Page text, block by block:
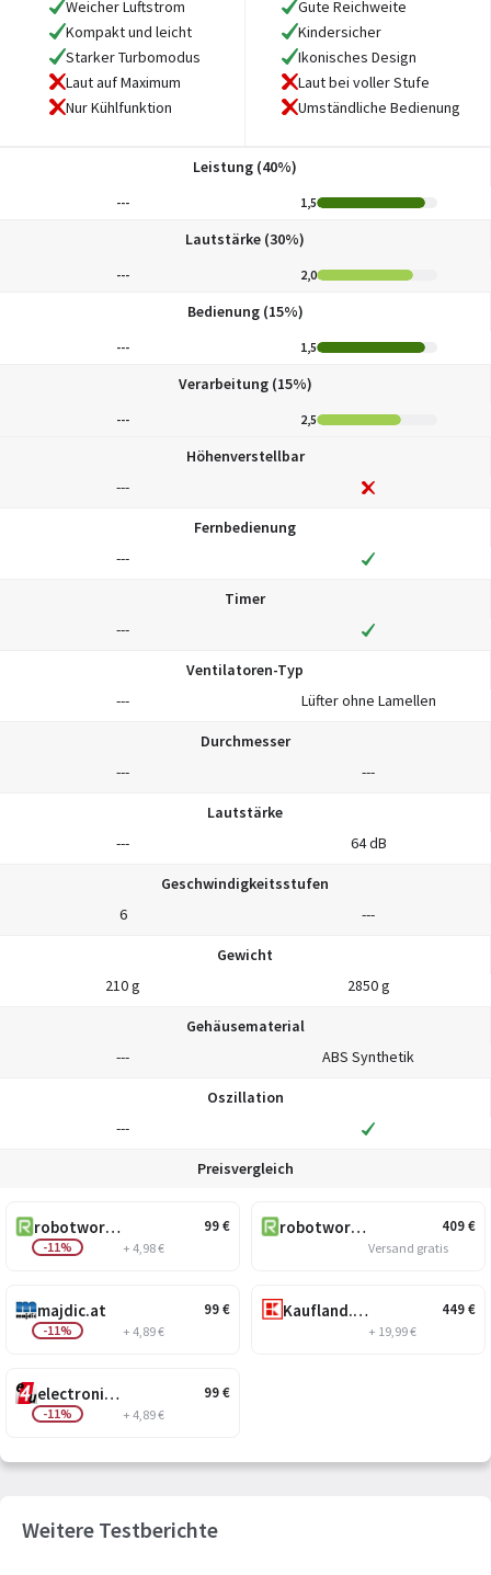
Weicher Luftstrom
Kompakt und leicht
Starker Turbomodus
Laut auf Maximum
Nur Kühlfunktion
Gute Reichweite
Kindersicher
Ikonisches Design
Laut bei voller Stufe
Umständliche Bedienung
Leistung (40%)
--- 1,5
Lautstärke (30%)
--- 2,0
Bedienung (15%)
--- 1,5
Verarbeitung (15%)
--- 2,5
Höhenverstellbar
---
Fernbedienung
---
Timer
---
Ventilatoren-Typ
---
Lüfter ohne Lamellen
Durchmesser
---
---
Lautstärke
---
64 dB
Geschwindigkeitsstufen
6
---
Gewicht
210 g
2850 g
Gehäusematerial
---
ABS Synthetik
Oszillation
---
Preisvergleich
99€
robotworld.at
-11% + 4,98 €
99€
majdic.at
-11% + 4,89 €
99€
electronic4you.at
-11% + 4,89 €
409€
robotworld.at
Versand gratis
449€
Kaufland.at
+ 19,99 €
Weitere Testberichte